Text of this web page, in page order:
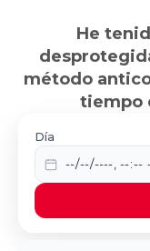
He
método
tiempo
Día